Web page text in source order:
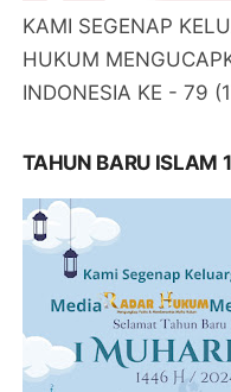
KAMI SEGENAP
HUKUM
INDONESIA KE - 79
TAHUN BARU ISLAM